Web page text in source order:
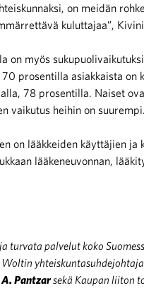
on meidän
kuluttajaa”,
on myös
prosentilla asiakkaista on
78 prosentilla. Naiset
vaikutus heihin on suurempi.
on lääkkeiden käyttäjien ja
lääkeneuvonnan,
palvelut koko
yhteiskuntasuhdejohtaja
A. Pantzar sekä Kaupan liiton